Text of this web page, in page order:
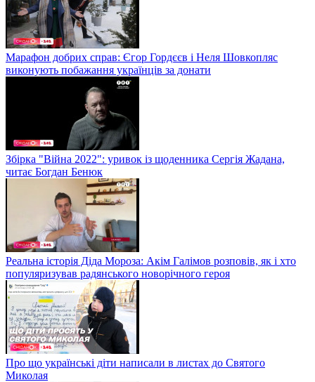
Марафон добрих справ: Єгор Гордєєв і Неля Шовкопляс
виконують побажання українців за донати
Збірка "Війна 2022": уривок із щоденника Сергія Жадана,
читає Богдан Бенюк
Реальна історія Діда Мороза: Акім Галімов розповів, як і хто
популяризував радянського новорічного героя
Про що українські діти написали в листах до Святого
Миколая